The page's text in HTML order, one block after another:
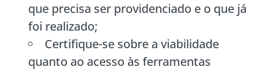
que precisa ser providenciado e o que já
foi realizado;
Certifique-se sobre a viabilidade
quanto ao acesso às ferramentas